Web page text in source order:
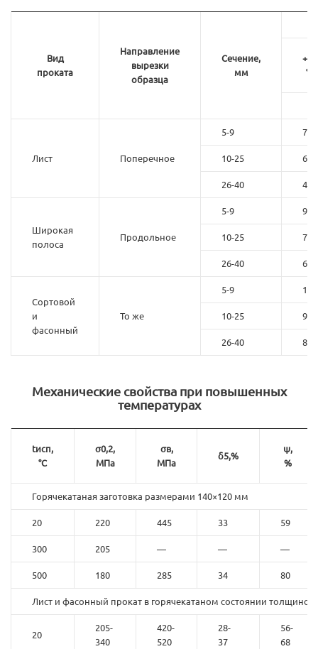
Вид
проката
Направление
вырезки
образца
Сечение,
мм
+20
°C
Лист Поперечное
5-9 78
10-25 68
26-40 49
Широкая
полоса
Продольное
5-9 98
10-25 78
26-40 68
Сортовой
и
фасонный
То же
5-9 108
10-25 98
26-40 88
Механические свойства при повышенных
температурах
tисп,
°C
σ0,2,
МПа
σв,
МПа
δ5,%
ψ,
%
Горячекатаная заготовка размерами 140×120 мм
20 220 445 33 59
300 205 — — —
500 180 285 34 80
Лист и фасонный прокат в горячекатаном состоянии
20
205-
340
420-
520
28-
37
56-
68